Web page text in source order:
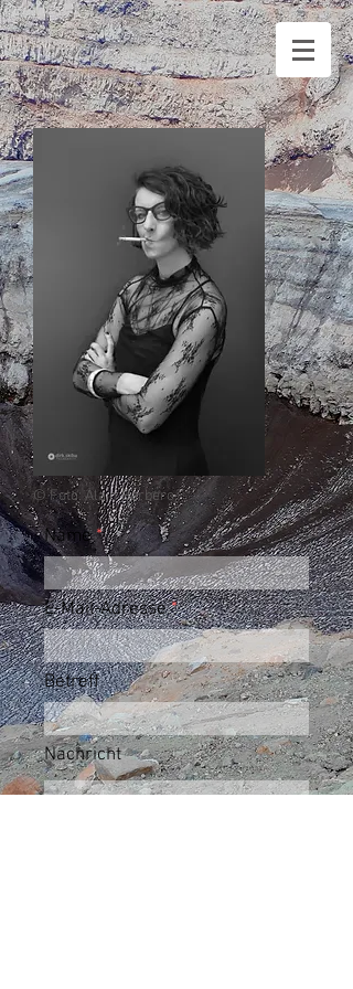
© Foto: Alain Barbero
Name
E-Mail-Adresse
Betreff
Nachricht